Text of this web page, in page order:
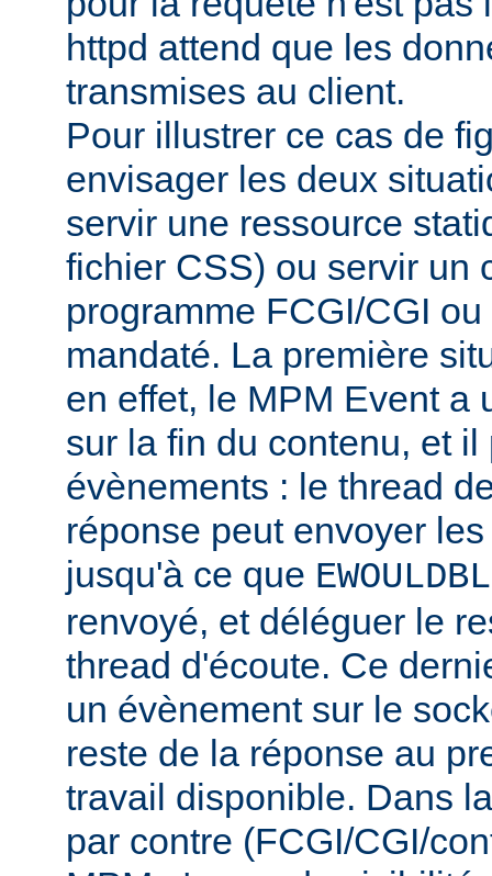
httpd attend que les
transmises au client.
Pour illustrer ce cas de
envisager les deux
servir une ressource
fichier CSS) ou servir un
programme FCGI/CGI
mandaté. La première
en effet, le MPM Event a
sur la fin du contenu, et
évènements : le thread
réponse peut envoyer
jusqu'à ce que
renvoyé, et déléguer le
thread d'écoute. Ce
un évènement sur le
reste de la réponse au
travail disponible. Dans
par contre (FCGI/CGI/